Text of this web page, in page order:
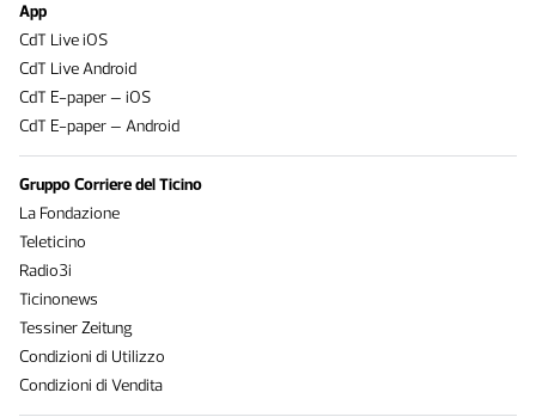
App
CdT Live iOS
CdT Live Android
CdT E-paper – iOS
CdT E-paper – Android
Gruppo Corriere del Ticino
La Fondazione
Teleticino
Radio3i
Ticinonews
Tessiner Zeitung
Condizioni di Utilizzo
Condizioni di Vendita